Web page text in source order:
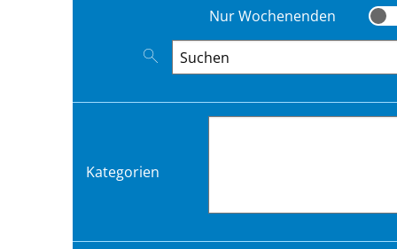
Nur Wochenenden
Nur
Nach Veranstaltungen suchen
Kategorien